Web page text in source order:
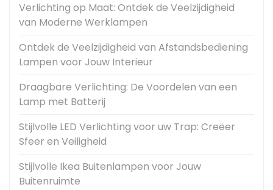
Verlichting op Maat: Ontdek de Veelzijdigheid
van Moderne Werklampen
Ontdek de Veelzijdigheid van Afstandsbediening
Lampen voor Jouw Interieur
Draagbare Verlichting: De Voordelen van een
Lamp met Batterij
Stijlvolle LED Verlichting voor uw Trap: Creëer
Sfeer en Veiligheid
Stijlvolle Ikea Buitenlampen voor Jouw
Buitenruimte